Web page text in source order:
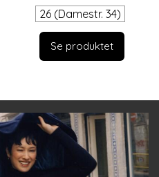
26 (Damestr. 34)
Se produktet